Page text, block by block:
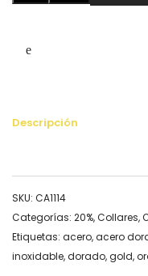
Descripción
SKU: CA1114
Categorías: 20%,Collares,
Etiquetas: acero,acero
inoxidable,dorado,gold,